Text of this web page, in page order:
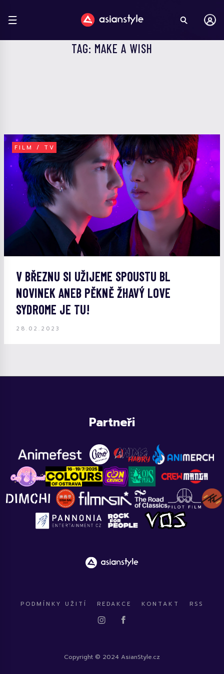
TAG: MAKE A WISH
FILM / TV
V BŘEZNU SI UŽIJEME SPOUSTU BL
NOVINEK ANEB PĚKNĚ ŽHAVÝ LOVE
SYDROME JE TU!
28.02.2023
Partneři
PODMÍNKY UŽITÍ REDAKCE KONTAKT RSS
Copyright © 2024 AsianStyle.cz